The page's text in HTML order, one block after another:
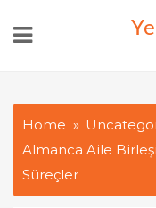
Home
Almanca Aile
Süreçler